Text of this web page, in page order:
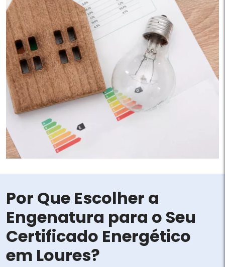
Por Que Escolher a
Engenatura para o Seu
Certificado Energético
em Loures?